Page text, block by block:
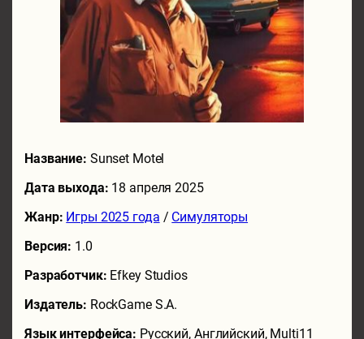
Название: Sunset Motel
Дата выхода: 18 апреля 2025
Жанр: Игры 2025 года / Симуляторы
Версия: 1.0
Разработчик: Efkey Studios
Издатель: RockGame S.A.
Язык интерфейса: Русский, Английский, Multi11